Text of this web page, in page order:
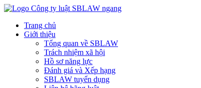
Trang chủ
Giới thiệu
Tổng quan về SBLAW
Trách nhiệm xã hội
Hồ sơ năng lực
Đánh giá và Xếp hạng
SBLAW tuyển dụng